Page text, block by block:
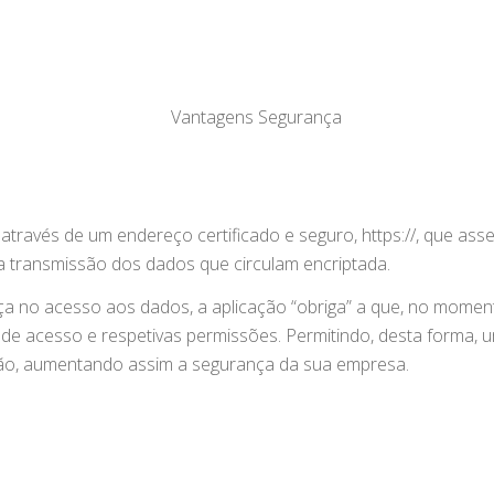
de um endereço certificado e seguro, https://, que
dos dados que circulam encriptada.
no acesso aos dados, a aplicação “obriga” a que, no
acesso e respetivas permissões. Permitindo, desta forma,
aumentando assim a segurança da sua empresa.